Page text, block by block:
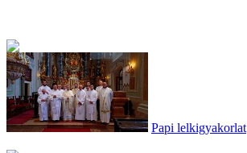
Papi lelkigyakorlat